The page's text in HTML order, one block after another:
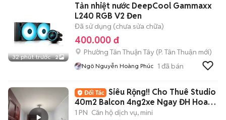
32 phút trước 2
Tản nhiệt nước DeepCool Gammaxx
L240 RGB V2 Đen
Đã sử dụng (chưa sửa chữa)
400.000 đ
Phường Tân Thuận Tây (P. Tân Thuận mới)
Ngô Nguyễn Hoàng Phúc 1 đã bán
Siêu Rộng!! Cho Thuê Studio
40m2 Balcon 4ng2xe Ngay ĐH Hoa
Sen ĐH UEH
1 PN Căn hộ dịch vụ, mini